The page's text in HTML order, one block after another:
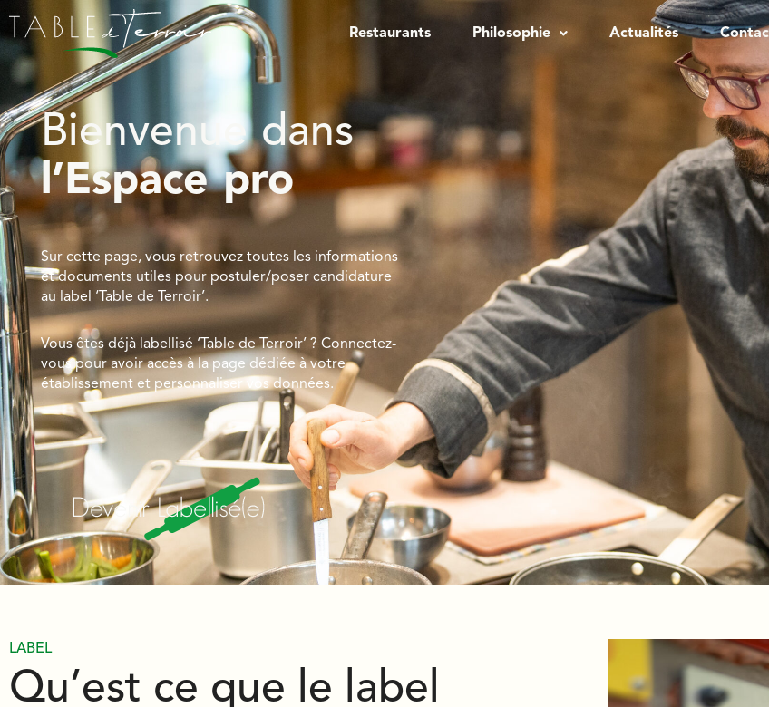
Restaurants Philosophie Actualités
Bienvenue dans
l’Espace pro
Sur cette page, vous retrouvez toutes les informations
et documents utiles pour postuler/poser candidature
au label ‘Table de Terroir’.
Vous êtes déjà labellisé ‘Table de Terroir’ ? Connectez-
vous pour avoir accès à la page dédiée à votre
établissement et personnaliser vos données.
LABEL
Qu’est ce que le label